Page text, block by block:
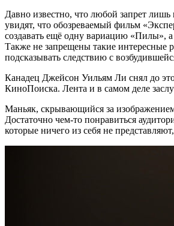
Давно известно, что любой запрет лишь
увидят, что обозреваемый фильм
создавать ещё одну вариацию «Пилы»,
Также не запрещены такие интересные
подсказывать следствию с
Канадец Джейсон Уильям Ли снял до
КиноПоиска. Лента и в самом деле
Маньяк, скрывающийся за
Достаточно чем-то понравиться
которые ничего из себя не